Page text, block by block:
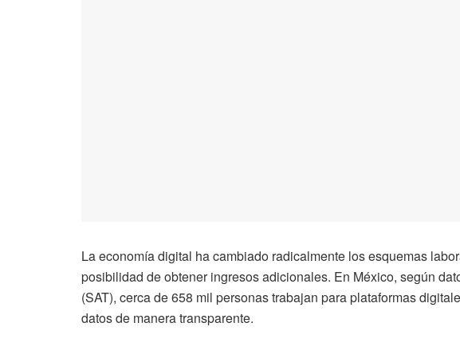
La economía digital ha cambiado radicalmente los esquemas
posibilidad de obtener ingresos adicionales. En México, según
(SAT), cerca de 658 mil personas trabajan para plataformas
datos de manera transparente.